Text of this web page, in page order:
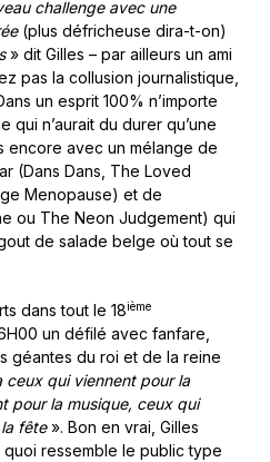
challenge avec une
(plus défricheuse dira-t-on)
» dit Gilles – par ailleurs un ami
pas la collusion journalistique,
un esprit 100% n’importe
n’aurait du durer qu’une
encore avec un mélange de
(Dans Dans, The Loved
Menopause) et de
ou The Neon Judgement) qui
de salade belge où tout se
dans tout le 18ième
un défilé avec fanfare,
géantes du roi et de la reine
ceux qui viennent pour la
pour la musique, ceux qui
fête». Bon en vrai, Gilles
ressemble le public type